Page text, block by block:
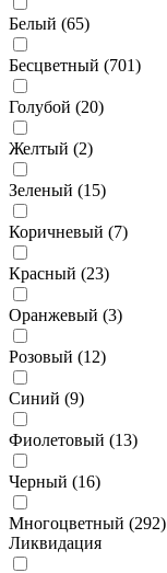
Белый (65)
Бесцветный (701)
Голубой (20)
Желтый (2)
Зеленый (15)
Коричневый (7)
Красный (23)
Оранжевый (3)
Розовый (12)
Синий (9)
Фиолетовый (13)
Черный (16)
Многоцветный (292)
Ликвидация